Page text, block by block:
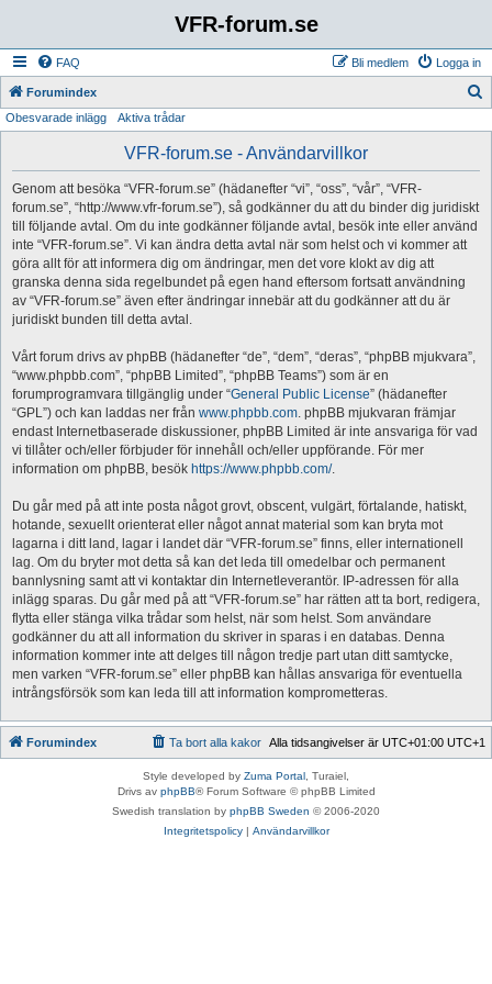
VFR-forum.se
FAQ Logga in
Bli medlem
Forumindex
Obesvarade inlägg Aktiva trådar
VFR-forum.se - Användarvillkor
Genom att besöka “VFR-forum.se” (hädanefter “vi”, “oss”, “vår”, “VFR-
forum.se”, “http://www.vfr-forum.se”), så godkänner du att du binder dig juridiskt
till följande avtal. Om du inte godkänner följande avtal, besök inte eller använd
inte “VFR-forum.se”. Vi kan ändra detta avtal när som helst och vi kommer att
göra allt för att informera dig om ändringar, men det vore klokt av dig att
granska denna sida regelbundet på egen hand eftersom fortsatt användning
av “VFR-forum.se” även efter ändringar innebär att du godkänner att du är
juridiskt bunden till detta avtal.
Vårt forum drivs av phpBB (hädanefter “de”, “dem”, “deras”, “phpBB mjukvara”,
“www.phpbb.com”, “phpBB Limited”, “phpBB Teams”) som är en
forumprogramvara tillgänglig under “General Public License” (hädanefter
“GPL”) och kan laddas ner från www.phpbb.com. phpBB mjukvaran främjar
endast Internetbaserade diskussioner, phpBB Limited är inte ansvariga för vad
vi tillåter och/eller förbjuder för innehåll och/eller uppförande. För mer
information om phpBB, besök https://www.phpbb.com/.
Du går med på att inte posta något grovt, obscent, vulgärt, förtalande, hatiskt,
hotande, sexuellt orienterat eller något annat material som kan bryta mot
lagarna i ditt land, lagar i landet där “VFR-forum.se” finns, eller internationell
lag. Om du bryter mot detta så kan det leda till omedelbar och permanent
bannlysning samt att vi kontaktar din Internetleverantör. IP-adressen för alla
inlägg sparas. Du går med på att “VFR-forum.se” har rätten att ta bort, redigera,
flytta eller stänga vilka trådar som helst, när som helst. Som användare
godkänner du att all information du skriver in sparas i en databas. Denna
information kommer inte att delges till någon tredje part utan ditt samtycke,
men varken “VFR-forum.se” eller phpBB kan hållas ansvariga för eventuella
intrångsförsök som kan leda till att information komprometteras.
Forumindex Alla tidsangivelser är UTC+01:00 UTC+1
Ta bort alla kakor
Style developed by Zuma Portal , Turaiel,
Drivs av phpBB® Forum Software © phpBB Limited
Swedish translation by phpBB Sweden © 2006-2020
Integritetspolicy| Användarvillkor